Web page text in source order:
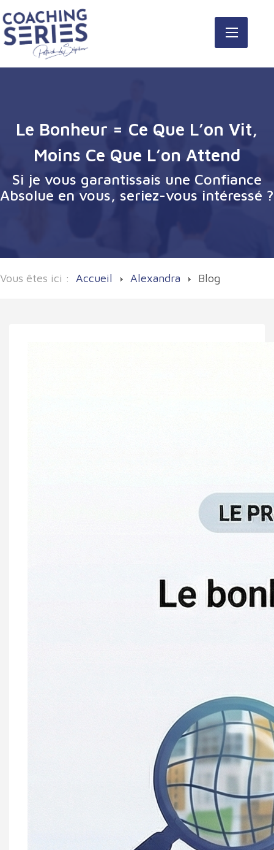
Le Bonheur = Ce Que L’on Vit,
Moins Ce Que L’on Attend
Si je vous garantissais une Confiance
Absolue en vous, seriez-vous intéressé ?
Vous êtes ici : Accueil Alexandra Blog